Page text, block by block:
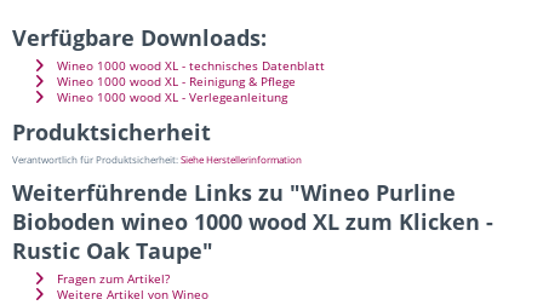
Verfügbare Downloads:
Wineo 1000 wood XL - technisches Datenblatt
Wineo 1000 wood XL - Reinigung & Pflege
Wineo 1000 wood XL - Verlegeanleitung
Produktsicherheit
Verantwortlich für Produktsicherheit:Siehe Herstellerinformation
Weiterführende Links zu "Wineo Purline
Bioboden wineo 1000 wood XL zum Klicken -
Rustic Oak Taupe"
Fragen zum Artikel?
Weitere Artikel von Wineo